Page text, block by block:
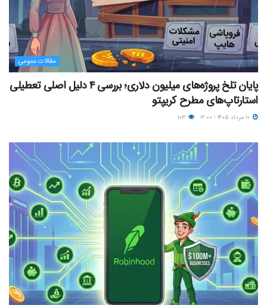
مقالات عمومی
پایان تلخ پروژه‌های میلیون دلاری؛ بررسی ۴ دلیل اصلی تعطیلی
استارتاپ‌های مطرح کریپتو